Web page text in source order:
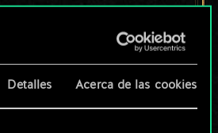
Detalles Acerca de las cookies
llegar a